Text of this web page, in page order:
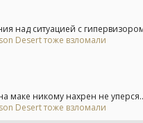
над ситуацией с
Desert тоже взломали
маке никому нахрен не
Desert тоже взломали